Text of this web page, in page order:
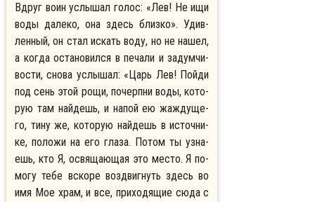
Вдруг воин услы­шал го­лос: «Лев! Не ищи
во­ды да­ле­ко, она здесь близ­ко». Удив­
лен­ный, он стал ис­кать во­ду, но не на­шел,
а ко­гда оста­но­вил­ся в пе­ча­ли и за­дум­чи­
во­сти, снова услышал: «Царь Лев! Пой­ди
под сень этой ро­щи, по­черп­ни во­ды, ко­то­
рую там най­дешь, и на­пой ею жаж­ду­ще­
го, ти­ну же, ко­то­рую най­дешь в ис­точ­ни­
ке, по­ло­жи на его гла­за. По­том ты узна­
ешь, кто Я, освя­ща­ю­щая это ме­сто. Я по­
мо­гу те­бе вско­ре воз­двиг­нуть здесь во
имя Мое храм, и все, при­хо­дя­щие сю­да с